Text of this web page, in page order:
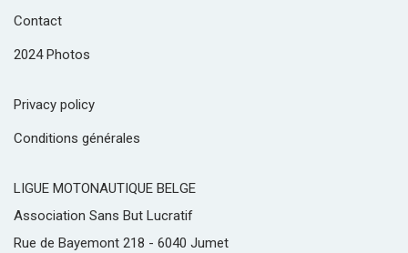
Contact
2024 Photos
Privacy policy
Conditions générales
LIGUE MOTONAUTIQUE BELGE
Association Sans But Lucratif
Rue de Bayemont 218 - 6040 Jumet